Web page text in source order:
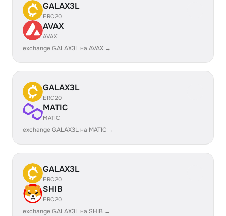
GALAX3L
ERC20
AVAX
AVAX
exchange GALAX3L на AVAX →
GALAX3L
ERC20
MATIC
MATIC
exchange GALAX3L на MATIC →
GALAX3L
ERC20
SHIB
ERC20
exchange GALAX3L на SHIB →